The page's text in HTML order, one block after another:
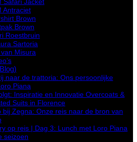
Antraciet
Brown
Brown
Roestbruin
Sartoria
Misura
naar de trattoria: Ons persoonlijke
Piana
Inspiratie en Innovatie Overcoats &
Suits in Florence
bij Zegna: Onze reis naar de bron van
op reis | Dag 3: Lunch met Loro Piana
seizoen